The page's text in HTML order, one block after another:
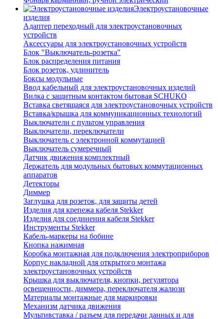
Электроустановочные
изделия
Адаптер переходный для электроустановочных
устройств
Аксессуары для электроустановочных устройств
Блок "Выключатель-розетка"
Блок распределения питания
Блок розеток, удлинитель
Боксы модульные
Ввод кабельный для электроустановочных изделий
Вилка с защитным контактом бытовая SCHUKO
Вставка светящаяся для электроустановочных устройств
Вставка/крышка для коммуникационных технологий
Выключатели с пультом управления
Выключатели, переключатели
Выключатель с электронной коммутацией
Выключатель сумеречный
Датчик движения комплектный
Держатель для модульных бытовых коммутационных
аппаратов
Детекторы
Диммер
Заглушка для розеток, для защиты детей
Изделия для крепежа кабеля Stekker
Изделия для соединения кабеля Stekker
Инструменты Stekker
Кабель-маркеры на бобине
Кнопка нажимная
Коробка монтажная для подключения электроприборов
Корпус накладной для открытого монтажа
электроустановочных устройств
Крышка для выключателя, кнопки, регулятора
освещенности, диммера, переключателя жалюзи
Материалы монтажные для маркировки
Механизм датчика движения
Мультивставка / разъем для передачи данных и для